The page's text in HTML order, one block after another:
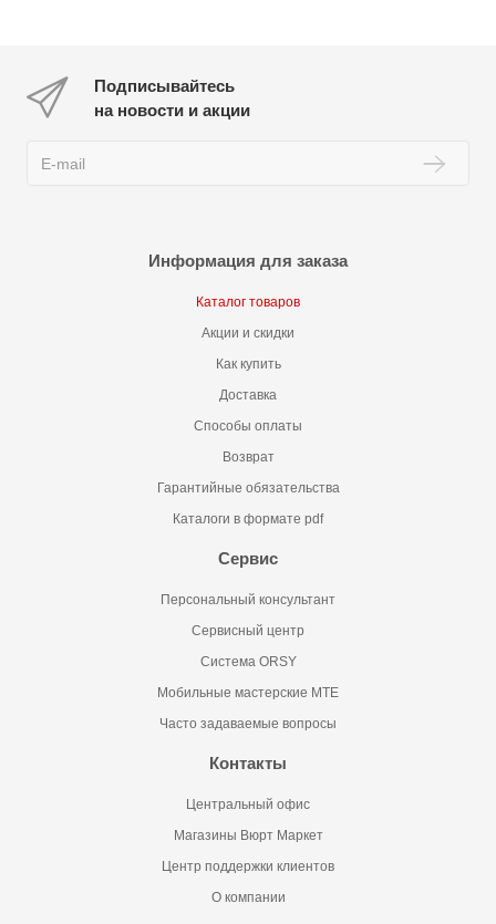
Подписывайтесь
на новости и акции
Информация для заказа
Каталог товаров
Акции и скидки
Как купить
Доставка
Способы оплаты
Возврат
Гарантийные обязательства
Каталоги в формате pdf
Сервис
Персональный консультант
Сервисный центр
Система ORSY
Мобильные мастерские MTE
Часто задаваемые вопросы
Контакты
Центральный офис
Магазины Вюрт Маркет
Центр поддержки клиентов
О компании